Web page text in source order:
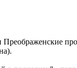
Преображенские